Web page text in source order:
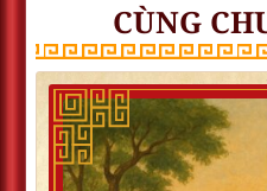
CÙNG